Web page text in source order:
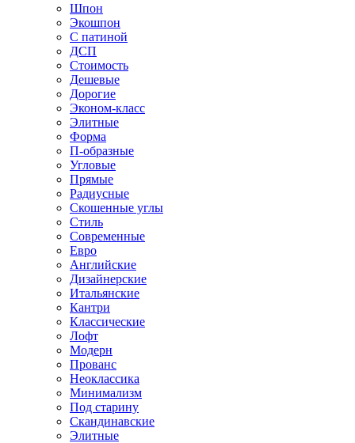
Шпон
Экошпон
С патиной
ДСП
Стоимость
Дешевые
Дорогие
Эконом-класс
Элитные
Форма
П-образные
Угловые
Прямые
Радиусные
Скошенные углы
Стиль
Современные
Евро
Английские
Дизайнерские
Итальянские
Кантри
Классические
Лофт
Модерн
Прованс
Неоклассика
Минимализм
Под старину
Скандинавские
Элитные